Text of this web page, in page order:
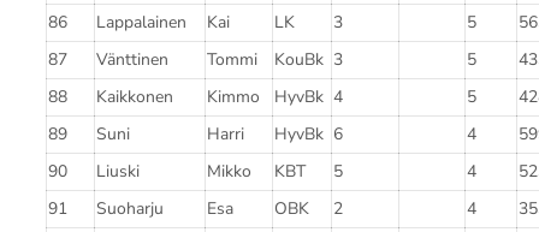
86 Lappalainen Kai LK 3 5
87
Vänttinen Tommi KouBk 3 5
88
Kaikkonen Kimmo HyvBk 4 5
89
Suni Harri HyvBk 6 4
90
Liuski Mikko KBT 5 4
91
Suoharju Esa OBK 2 4